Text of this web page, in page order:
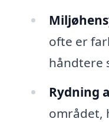
ofte er
håndtere
Rydning
området,